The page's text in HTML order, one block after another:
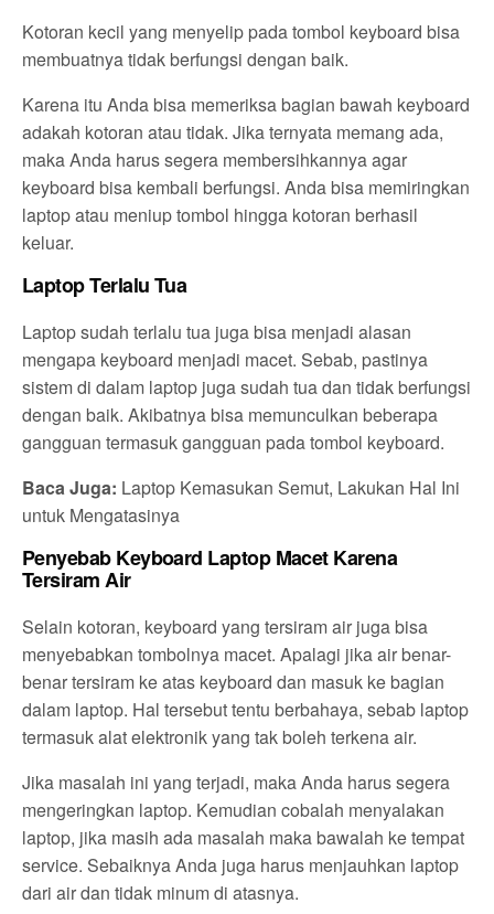
Kotoran kecil yang menyelip pada tombol keyboard bisa
membuatnya tidak berfungsi dengan baik.
Karena itu Anda bisa memeriksa bagian bawah keyboard
adakah kotoran atau tidak. Jika ternyata memang ada,
maka Anda harus segera membersihkannya agar
keyboard bisa kembali berfungsi. Anda bisa memiringkan
laptop atau meniup tombol hingga kotoran berhasil
keluar.
Laptop Terlalu Tua
Laptop sudah terlalu tua juga bisa menjadi alasan
mengapa keyboard menjadi macet. Sebab, pastinya
sistem di dalam laptop juga sudah tua dan tidak berfungsi
dengan baik. Akibatnya bisa memunculkan beberapa
gangguan termasuk gangguan pada tombol keyboard.
Baca Juga: Laptop Kemasukan Semut, Lakukan Hal Ini
untuk Mengatasinya
Penyebab Keyboard Laptop Macet Karena
Tersiram Air
Selain kotoran, keyboard yang tersiram air juga bisa
menyebabkan tombolnya macet. Apalagi jika air benar-
benar tersiram ke atas keyboard dan masuk ke bagian
dalam laptop. Hal tersebut tentu berbahaya, sebab laptop
termasuk alat elektronik yang tak boleh terkena air.
Jika masalah ini yang terjadi, maka Anda harus segera
mengeringkan laptop. Kemudian cobalah menyalakan
laptop, jika masih ada masalah maka bawalah ke tempat
service. Sebaiknya Anda juga harus menjauhkan laptop
dari air dan tidak minum di atasnya.